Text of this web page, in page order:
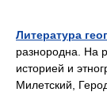
Литература
разнородна. На
историей и
Милетский,